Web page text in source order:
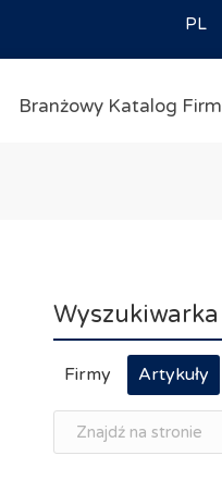
PL
Branżowy Katalog Firm
Wyszukiwarka
Firmy Artykuły